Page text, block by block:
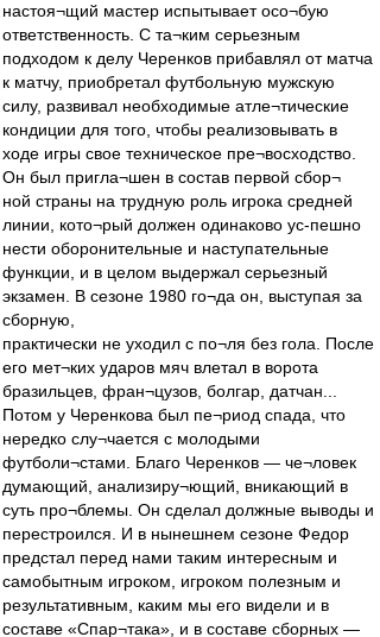
настоя¬щий мастер испытывает осо¬бую
ответственность. С та¬ким серьезным
подходом к делу Черенков прибавлял от матча
к матчу, приобретал футбольную мужскую
силу, развивал необходимые атле¬тические
кондиции для того, чтобы реализовывать в
ходе игры свое техническое пре¬восходство.
Он был пригла¬шен в состав первой сбор¬
ной страны на трудную роль игрока средней
линии, кото¬рый должен одинаково ус-пешно
нести оборонительные и наступательные
функции, и в целом выдержал серьезный
экзамен. В сезоне 1980 го¬да он, выступая за
сборную,
практически не уходил с по¬ля без гола. После
его мет¬ких ударов мяч влетал в ворота
бразильцев, фран¬цузов, болгар, датчан...
Потом у Черенкова был пе¬риод спада, что
нередко слу¬чается с молодыми
футболи¬стами. Благо Черенков — че¬ловек
думающий, анализиру¬ющий, вникающий в
суть про¬блемы. Он сделал должные выводы и
перестроился. И в нынешнем сезоне Федор
предстал перед нами таким интересным и
самобытным игроком, игроком полезным и
результативным, каким мы его видели и в
составе «Спар¬така», и в составе сборных —